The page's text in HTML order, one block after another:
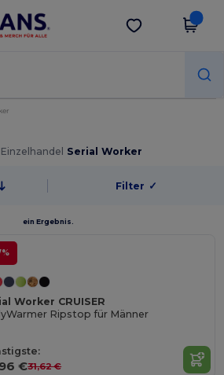
in der App!
App holen
Serial Worker
Filter ✓
ein Ergebnis.
Worker CRUISER
Ripstop für Männer
€31,62 €